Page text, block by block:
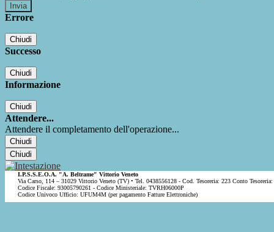
Errore
Chiudi
Successo
Chiudi
Informazione
Chiudi
Attendere...
Attendere il completamento dell'operazione...
Chiudi
Chiudi
I.P.S.S.E.O.A. "A. Beltrame" Vittorio Veneto
Via Carso, 114 – 31029 Vittorio Veneto (TV) • Tel. 0438556128 - Cod. Tesoreria: 223 Conto
Codice Fiscale: 93005790261 - Codice Ministeriale: TVRH06000P
Codice Univoco Ufficio: UFUM4M (per pagamento Fatture Elettroniche)